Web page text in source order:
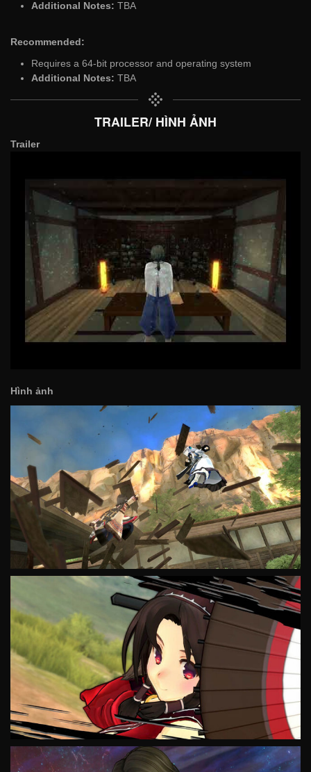
Additional Notes: TBA
Recommended:
Requires a 64-bit processor and operating system
Additional Notes: TBA
TRAILER/ HÌNH ẢNH
Trailer
Hình ảnh